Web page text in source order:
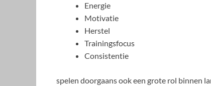
Energie
Motivatie
Herstel
Trainingsfocus
Consistentie
spelen doorgaans ook een grote rol binnen